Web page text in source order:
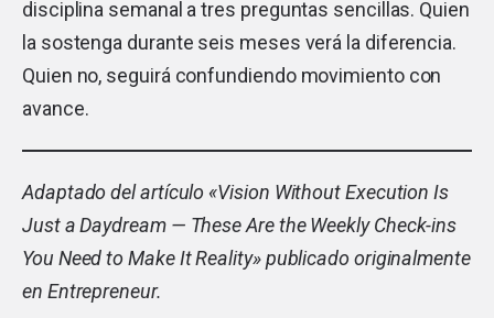
disciplina semanal a tres preguntas sencillas. Quien
la sostenga durante seis meses verá la diferencia.
Quien no, seguirá confundiendo movimiento con
avance.
Adaptado del artículo «Vision Without Execution Is
Just a Daydream — These Are the Weekly Check-ins
You Need to Make It Reality» publicado originalmente
en Entrepreneur.